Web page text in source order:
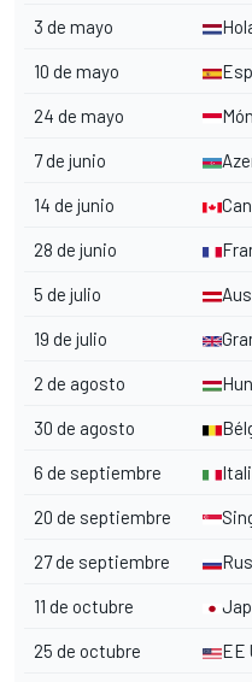
3 de mayo
10 de mayo
24 de mayo
7 de junio
14 de junio
28 de junio
5 de julio
19 de julio
2 de agosto
30 de agosto
6 de septiembre
20 de septiembre
27 de septiembre
11 de octubre
25 de octubre EE